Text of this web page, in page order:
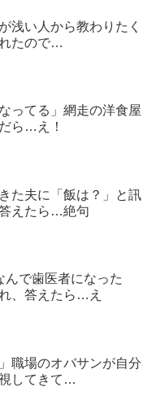
浅い人から教わりたく
たので…
ってる」網走の洋食屋
ら…え！
た夫に「飯は？」と訊
えたら…絶句
んで歯医者になった
、答えたら…え
職場のオバサンが自分
してきて…